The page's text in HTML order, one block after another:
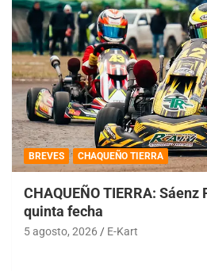
BREVES CHAQUEÑO TIERRA
CHAQUEÑO TIERRA:
quinta fecha
5 agosto, 2026 E-Kart